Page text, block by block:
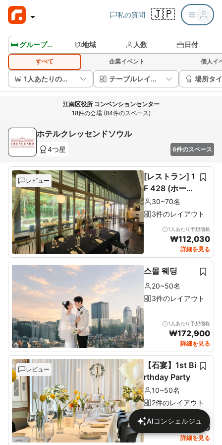
私の質問 🇯🇵
🛏️ グループルームを見る 地域 人数 日付
すべて 企業イベント 個人イ
1人あたりの価格 テーブルレイアウト 場所タ
江南区役所 コンベンションセンター
18件の会場 (84件のスペース)
ホテルクレッセンドソウル
4つ星 6件のスペース
レビュー
[レストラン] 1
F 428 (ホール
60席+ルーム1
0席)
30~70名
3件のレイアウト
1人あたり予想価格
₩112,030
詳細を見る
스몰 웨딩
20~50名
3件のレイアウト
1人あたり予想価格
₩172,900
詳細を見る
レビュー
【石宴】1st Bi
rthday Party
10~50名
2件のレイアウト
1人あたり予想価格
137,680
詳細を見る
AIコンシェルジュ